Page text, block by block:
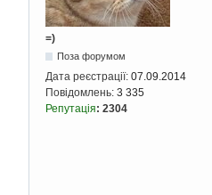
=)
Поза форумом
Дата реєстрації: 07.09.2014
Повідомлень: 3 335
Репутація: 2304